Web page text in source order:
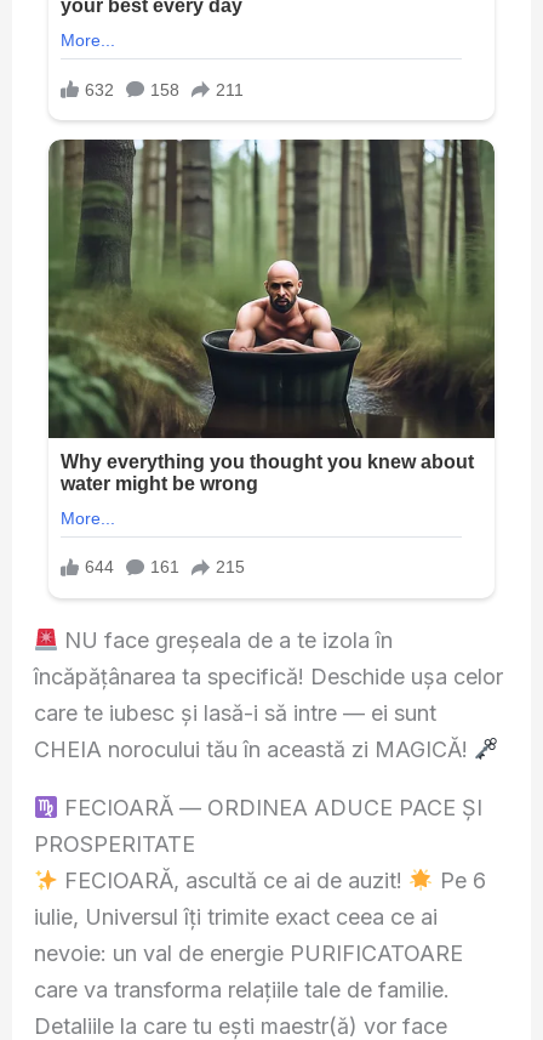
NU face greșeala de a te izola în
încăpățânarea ta specifică! Deschide ușa celor
care te iubesc și lasă-i să intre — ei sunt
CHEIA norocului tău în această zi MAGICĂ!
FECIOARĂ — ORDINEA ADUCE PACE ȘI
PROSPERITATE
FECIOARĂ, ascultă ce ai de auzit!
Pe 6
iulie, Universul îți trimite exact ceea ce ai
nevoie: un val de energie PURIFICATOARE
care va transforma relațiile tale de familie.
Detaliile la care tu ești maestr(ă) vor face